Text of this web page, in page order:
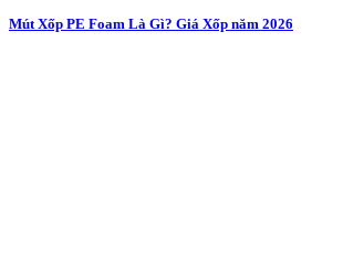
Mút Xốp PE Foam Là Gì? Giá Xốp năm 2026